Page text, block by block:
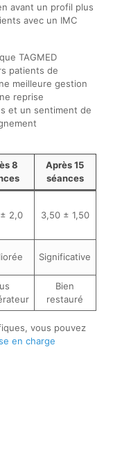
avant un profil plus
avec un IMC
TAGMED
patients de
meilleure gestion
reprise
et un sentiment de
8
Après 15
séances
2,0 3,50 ± 1,50
Significative
Bien
restauré
vous pouvez
en charge